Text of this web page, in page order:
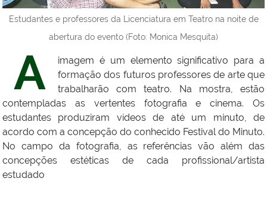
Estudantes e professores da Licenciatura em Teatro na noite de
abertura do evento (Foto: Monica Mesquita)
A
imagem é um elemento significativo para a
formação dos futuros professores de arte que
trabalharão com teatro. Na mostra, estão
contempladas as vertentes fotografia e cinema. Os
estudantes produziram vídeos de até um minuto, de
acordo com a concepção do conhecido Festival do Minuto.
No campo da fotografia, as referências vão além das
concepções estéticas de cada profissional/artista
estudado